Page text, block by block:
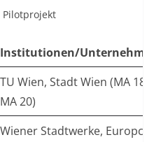
Pilotprojekt
Institutionen/
TU Wien, Stadt Wien (MA 18,
MA 20)
Wiener Stadtwerke,